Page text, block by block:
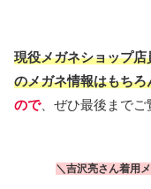
現役メガネショップ店
のメガネ情報はもちろ
ので、ぜひ最後までご
＼吉沢亮さん着用